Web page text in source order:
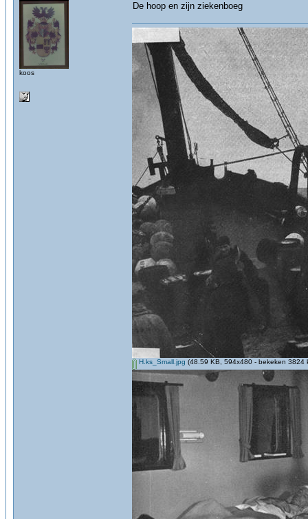
koos
De hoop en zijn ziekenboeg
H.ks_Small.jpg (48.59 KB, 594x480 - bekeken 3824